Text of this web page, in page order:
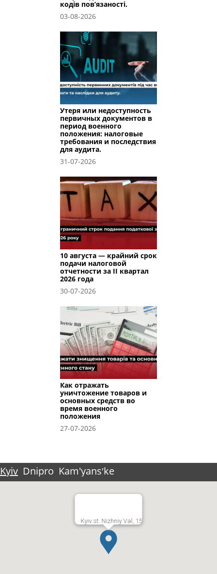
кодів пов’язаності.
03-08-2026
Утеря или недоступность
первичных документов в
период военного
положения: налоговые
требования и последствия
для аудита.
31-07-2026
10 августа — крайний срок
подачи налоговой
отчетности за II квартал
2026 года
30-07-2026
Как отражать
уничтожение товаров и
основных средств во
время военного
положения
27-07-2026
Kyiv Dnipro Kam'yansʹke
Kyiv st. Nizhniy Val, 15